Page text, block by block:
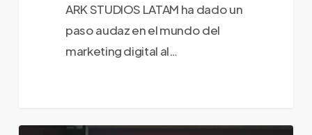
ARK STUDIOS LATAM ha dado un
paso audaz en el mundo del
marketing digital al…